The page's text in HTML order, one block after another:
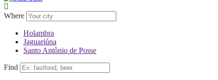
Where
Holambra
Jaguariúna
Santo Antônio de Posse
Find